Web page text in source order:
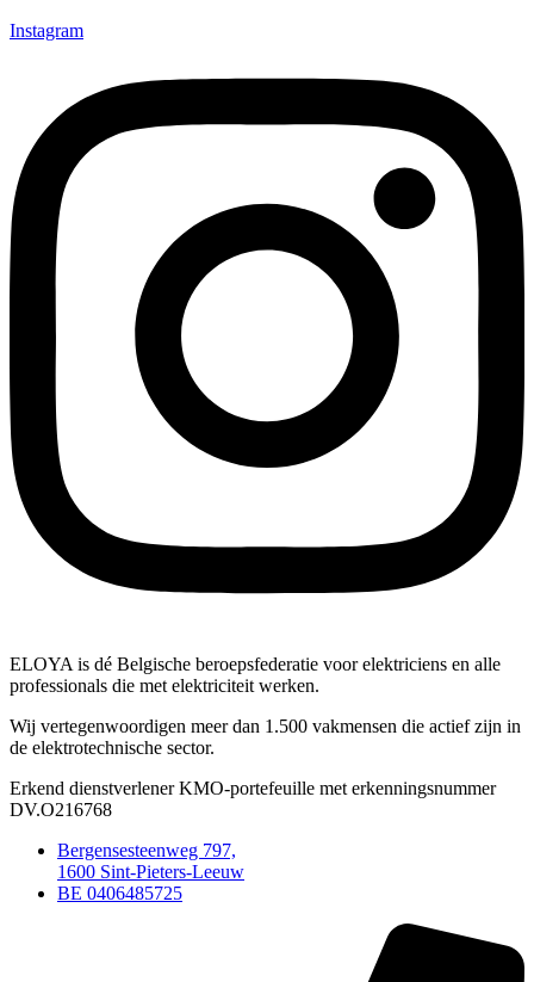
Instagram
ELOYA is dé Belgische beroepsfederatie voor elektriciens en alle
professionals die met elektriciteit werken.
Wij vertegenwoordigen meer dan 1.500 vakmensen die actief zijn in
de elektrotechnische sector.
Erkend dienstverlener KMO-portefeuille met erkenningsnummer
DV.O216768
Bergensesteenweg 797,
1600 Sint-Pieters-Leeuw
BE 0406485725